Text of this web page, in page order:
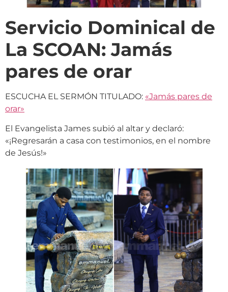
Servicio Dominical de
La SCOAN: Jamás
pares de orar
ESCUCHA EL SERMÓN TITULADO: «Jamás pares de
orar»
El Evangelista James subió al altar y declaró:
«¡Regresarán a casa con testimonios, en el nombre
de Jesús!»